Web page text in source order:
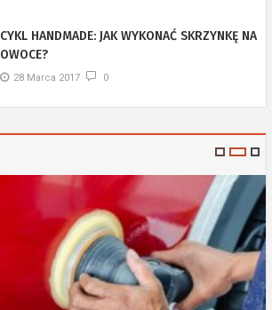
CYKL HANDMADE: JAK WYKONAĆ SKRZYNKĘ NA
OWOCE?
28 Marca 2017 0